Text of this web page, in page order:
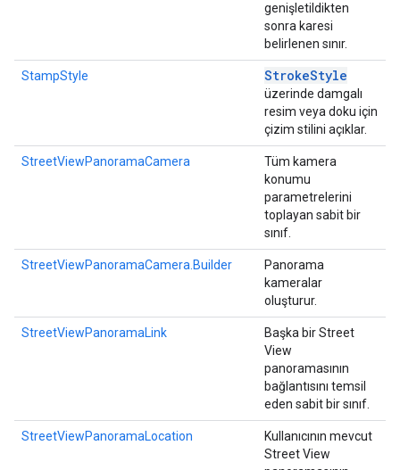
genişletildikten
sonra karesi
belirlenen sınır.
StampStyle StrokeStyle
üzerinde damgalı
resim veya doku için
çizim stilini açıklar.
StreetViewPanoramaCamera
Tüm kamera
konumu
parametrelerini
toplayan sabit bir
sınıf.
StreetViewPanoramaCamera.Builder
Panorama
kameralar
oluşturur.
StreetViewPanoramaLink
Başka bir Street
View
panoramasının
bağlantısını temsil
eden sabit bir sınıf.
StreetViewPanoramaLocation
Kullanıcının mevcut
Street View